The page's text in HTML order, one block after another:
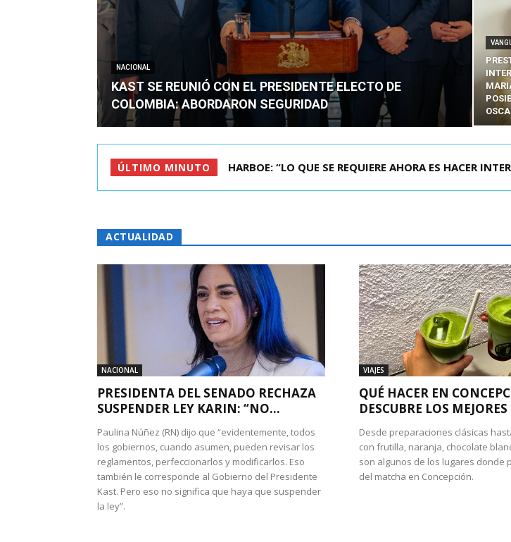
NACIONAL
KAST SE REUNIÓ CON EL PRESIDENTE ELECTO DE
COLOMBIA: ABORDARON SEGURIDAD
ÚLTIMO MINUTO BIMINISTRO MAS POR IPC: “LA ECONOMÍA SE ESTÁ
ACTUALIDAD
NACIONAL
PRESIDENTA DEL SENADO RECHAZA
SUSPENDER LEY KARIN: “NO...
Paulina Núñez (RN) dijo que “evidentemente, todos
los gobiernos, cuando asumen, pueden revisar los
reglamentos, perfeccionarlos y modificarlos. Eso
también le corresponde al Gobierno del Presidente
Kast. Pero eso no significa que haya que suspender
la ley”.
VIAJES
QUÉ HACER EN
DESCUBRE LOS
Desde preparaciones clásicas
con frutilla, naranja, chocolate
son algunos de los lugares donde
del matcha en Concepción.